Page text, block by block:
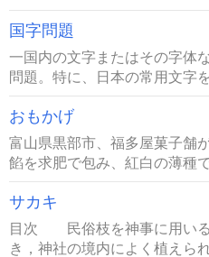
国字問題
一国内の文字またはその字体
問題。特に、日本の常用文字
おもかげ
富山県黒部市、福多屋菓子舗
餡を求肥で包み、紅白の薄種
サカキ
目次 民俗枝を神事に用いる
き，神社の境内によく植えら